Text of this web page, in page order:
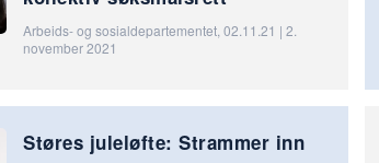
Arbeids- og sosialdepartementet, 02.11.21 | 2.
november 2021
Støres juleløfte: Strammer inn